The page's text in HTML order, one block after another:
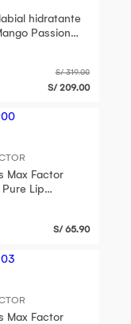
hidratante
Passion
S/ 319.00
S/ 209.00
Max Factor
Lip
S/ 65.90
Max Factor